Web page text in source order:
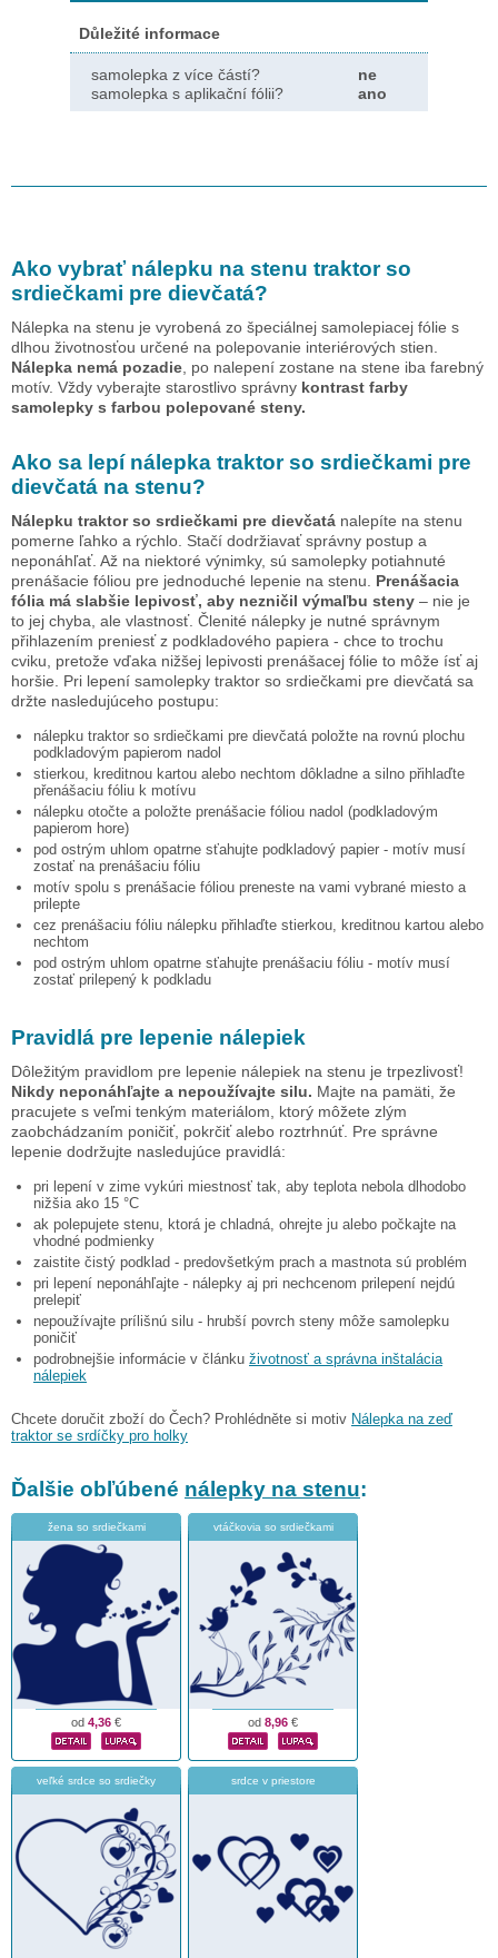
Důležité informace
samolepka z více částí?
ne
samolepka s aplikační fólii?
ano
Ako vybrať nálepku na stenu traktor so
srdiečkami pre dievčatá?
Nálepka na stenu je vyrobená zo špeciálnej samolepiacej fólie s
dlhou životnosťou určené na polepovanie interiérových stien.
Nálepka nemá pozadie , po nalepení zostane na stene iba farebný
motív. Vždy vyberajte starostlivo správny kontrast farby
samolepky s farbou polepované steny.
Ako sa lepí nálepka traktor so srdiečkami pre
dievčatá na stenu?
Nálepku traktor so srdiečkami pre dievčatá nalepíte na stenu
pomerne ľahko a rýchlo. Stačí dodržiavať správny postup a
neponáhľať. Až na niektoré výnimky, sú samolepky potiahnuté
prenášacie fóliou pre jednoduché lepenie na stenu. Prenášacia
fólia má slabšie lepivosť, aby nezničil výmaľbu steny – nie je
to jej chyba, ale vlastnosť. Členité nálepky je nutné správnym
přihlazením preniesť z podkladového papiera - chce to trochu
cviku, pretože vďaka nižšej lepivosti prenášacej fólie to môže ísť aj
horšie. Pri lepení samolepky traktor so srdiečkami pre dievčatá sa
držte nasledujúceho postupu:
nálepku traktor so srdiečkami pre dievčatá položte na rovnú plochu
podkladovým papierom nadol
stierkou, kreditnou kartou alebo nechtom dôkladne a silno přihlaďte
přenášaciu fóliu k motívu
nálepku otočte a položte prenášacie fóliou nadol (podkladovým
papierom hore)
pod ostrým uhlom opatrne sťahujte podkladový papier - motív musí
zostať na prenášaciu fóliu
motív spolu s prenášacie fóliou preneste na vami vybrané miesto a
prilepte
cez prenášaciu fóliu nálepku přihlaďte stierkou, kreditnou kartou alebo
nechtom
pod ostrým uhlom opatrne sťahujte prenášaciu fóliu - motív musí
zostať prilepený k podkladu
Pravidlá pre lepenie nálepiek
Dôležitým pravidlom pre lepenie nálepiek na stenu je trpezlivosť!
Nikdy neponáhľajte a nepoužívajte silu. Majte na pamäti, že
pracujete s veľmi tenkým materiálom, ktorý môžete zlým
zaobchádzaním poničiť, pokrčiť alebo roztrhnúť. Pre správne
lepenie dodržujte nasledujúce pravidlá:
pri lepení v zime vykúri miestnosť tak, aby teplota nebola dlhodobo
nižšia ako 15 °C
ak polepujete stenu, ktorá je chladná, ohrejte ju alebo počkajte na
vhodné podmienky
zaistite čistý podklad - predovšetkým prach a mastnota sú problém
pri lepení neponáhľajte - nálepky aj pri nechcenom prilepení nejdú
prelepiť
nepoužívajte prílišnú silu - hrubší povrch steny môže samolepku
poničiť
podrobnejšie informácie v článku životnosť a správna inštalácia
nálepiek
Chcete doručit zboží do Čech? Prohlédněte si motiv Nálepka na zeď
traktor se srdíčky pro holky
Ďalšie obľúbené nálepky na stenu:
žena so srdiečkami
od 4,36 €
vtáčkovia so srdiečkami
od 8,96 €
veľké srdce so srdiečky srdce v priestore